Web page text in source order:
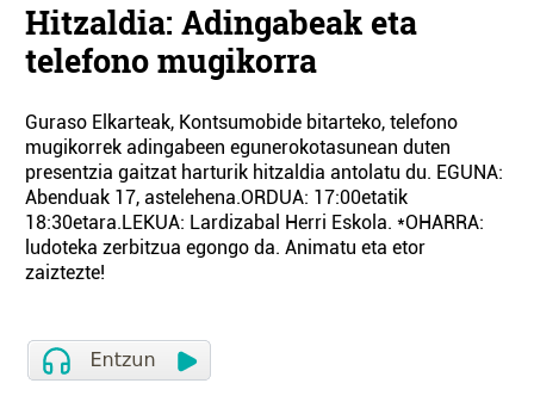
Hitzaldia: Adingabeak eta
telefono mugikorra
Guraso Elkarteak, Kontsumobide bitarteko, telefono
mugikorrek adingabeen egunerokotasunean duten
presentzia gaitzat harturik hitzaldia antolatu du. EGUNA:
Abenduak 17, astelehena.ORDUA: 17:00etatik
18:30etara.LEKUA: Lardizabal Herri Eskola. *OHARRA:
ludoteka zerbitzua egongo da. Animatu eta etor
zaiztezte!